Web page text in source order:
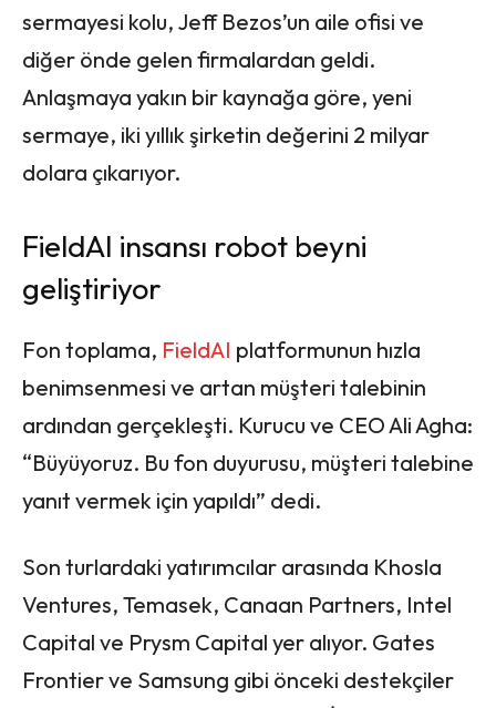
sermayesi kolu, Jeff Bezos’un aile ofisi ve
diğer önde gelen firmalardan geldi.
Anlaşmaya yakın bir kaynağa göre, yeni
sermaye, iki yıllık şirketin değerini 2 milyar
dolara çıkarıyor.
FieldAI insansı robot beyni
geliştiriyor
Fon toplama, FieldAI platformunun hızla
benimsenmesi ve artan müşteri talebinin
ardından gerçekleşti. Kurucu ve CEO Ali Agha:
“Büyüyoruz. Bu fon duyurusu, müşteri talebine
yanıt vermek için yapıldı” dedi.
Son turlardaki yatırımcılar arasında Khosla
Ventures, Temasek, Canaan Partners, Intel
Capital ve Prysm Capital yer alıyor. Gates
Frontier ve Samsung gibi önceki destekçiler